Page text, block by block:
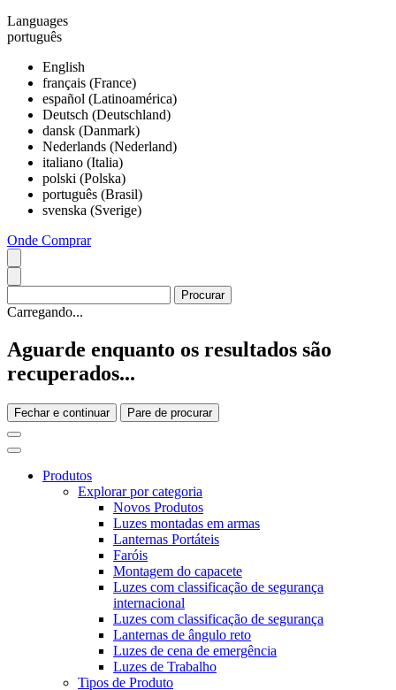
Languages
português
English
français (France)
español (Latinoamérica)
Deutsch (Deutschland)
dansk (Danmark)
Nederlands (Nederland)
italiano (Italia)
polski (Polska)
português (Brasil)
svenska (Sverige)
Onde Comprar
Carregando...
Aguarde enquanto os resultados são
recuperados...
Fechar e continuar Pare de procurar
Produtos
Explorar por categoria
Novos Produtos
Luzes montadas em armas
Lanternas Portáteis
Faróis
Montagem do capacete
Luzes com classificação de segurança
internacional
Luzes com classificação de segurança
Lanternas de ângulo reto
Luzes de cena de emergência
Luzes de Trabalho
Tipos de Produto